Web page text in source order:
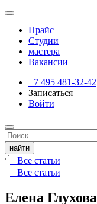
Прайс
Студии
мастера
Вакансии
+7 495 481-32-42
Записаться
Войти
Все статьи
Все статьи
Елена Глухова